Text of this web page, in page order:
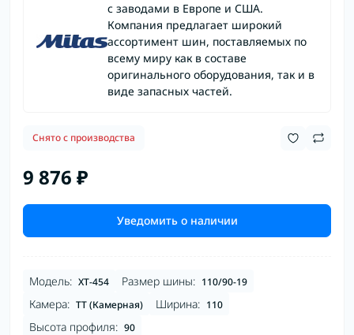
с заводами в Европе и США.
Компания предлагает широкий
ассортимент шин, поставляемых по
всему миру как в составе
оригинального оборудования, так и в
виде запасных частей.
Снято с производства
9 876 ₽
Уведомить о наличии
Модель: XT-454 Размер шины: 110/90-19
Камера: TT (Камерная) Ширина: 110
Высота профиля: 90